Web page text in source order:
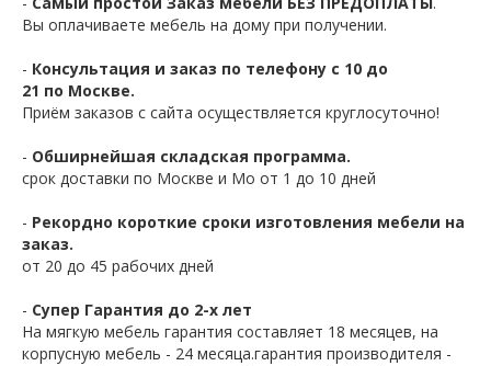
Вы оплачиваете мебель на дому при получении.
- Консультация и заказ по телефону с 10 до
21 по Москве.
Приём заказов с сайта осуществляется круглосуточно!
- Обширнейшая складская программа.
срок доставки по Москве и Мо от 1 до 10 дней
- Рекордно короткие сроки изготовления мебели на
заказ.
от 20 до 45 рабочих дней
- Супер Гарантия до 2-х лет
На мягкую мебель гарантия составляет 18 месяцев, на
корпусную мебель - 24 месяца.гарантия производителя -